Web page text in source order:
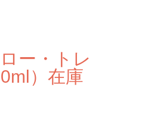
ー・トレ
）在庫